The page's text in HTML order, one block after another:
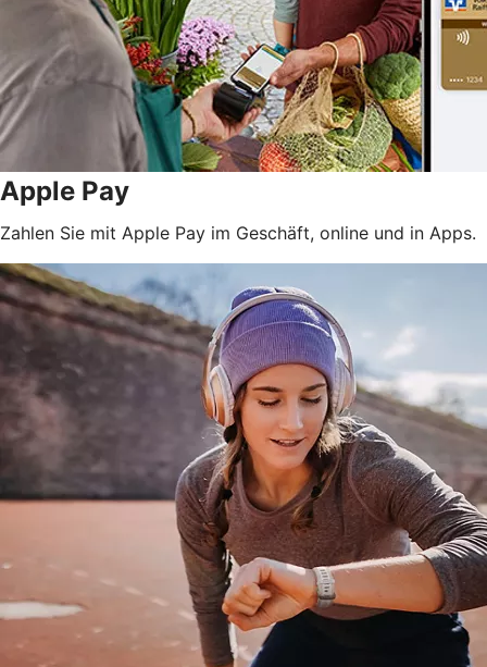
Apple Pay
Zahlen Sie mit Apple Pay im Geschäft, online und in Apps.